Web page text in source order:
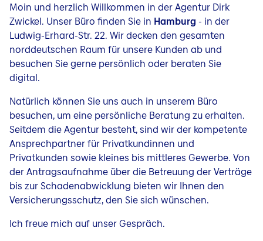
Moin und herzlich Willkommen in der Agentur Dirk
Zwickel. Unser Büro finden Sie in Hamburg - in der
Ludwig-Erhard-Str. 22. Wir decken den gesamten
norddeutschen Raum für unsere Kunden ab und
besuchen Sie gerne persönlich oder beraten Sie
digital.
Natürlich können Sie uns auch in unserem Büro
besuchen, um eine persönliche Beratung zu erhalten.
Seitdem die Agentur besteht, sind wir der kompetente
Ansprechpartner für Privatkundinnen und
Privatkunden sowie kleines bis mittleres Gewerbe. Von
der Antragsaufnahme über die Betreuung der Verträge
bis zur Schadenabwicklung bieten wir Ihnen den
Versicherungsschutz, den Sie sich wünschen.
Ich freue mich auf unser Gespräch.